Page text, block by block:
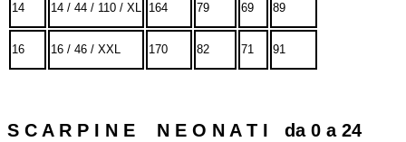
14 14 / 44 / 110 / XL 164 79 69 89
16 16 / 46 / XXL 170 82 71 91
S C A R P I N E N E O N A T I da 0 a 24